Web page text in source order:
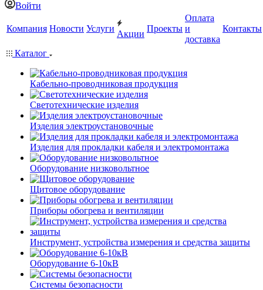
Войти
Компания Новости Услуги
Акции
Проекты
Оплата
и
доставка
Контакты
Каталог
Кабельно-проводниковая продукция
Светотехнические изделия
Изделия электроустановочные
Изделия для прокладки кабеля и электромонтажа
Оборудование низковольтное
Щитовое оборудование
Приборы обогрева и вентиляции
Инструмент, устройства измерения и средства защиты
Оборудование 6-10кВ
Системы безопасности